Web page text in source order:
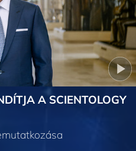
A SCIENTOLOGY